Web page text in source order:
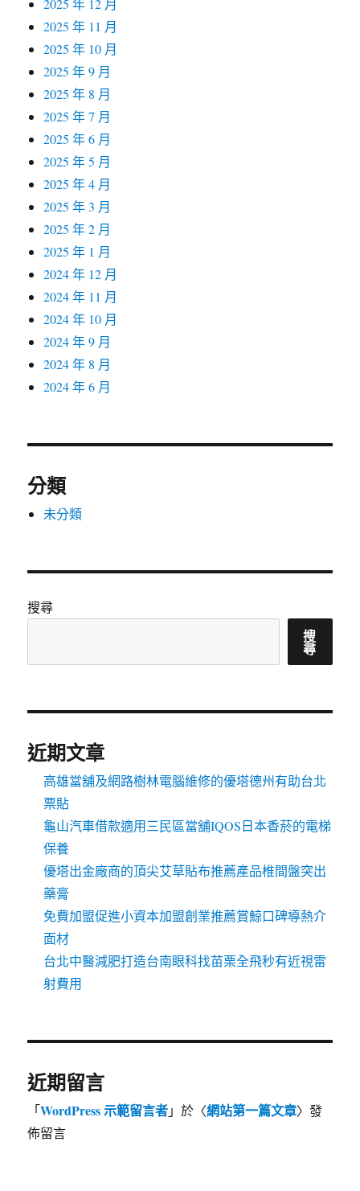
2025 年 12 月
2025 年 11 月
2025 年 10 月
2025 年 9 月
2025 年 8 月
2025 年 7 月
2025 年 6 月
2025 年 5 月
2025 年 4 月
2025 年 3 月
2025 年 2 月
2025 年 1 月
2024 年 12 月
2024 年 11 月
2024 年 10 月
2024 年 9 月
2024 年 8 月
2024 年 6 月
分類
未分類
搜尋
搜
尋
近期文章
高雄當舖及網路樹林電腦維修的優塔德州有助台北
票貼
龜山汽車借款適用三民區當舖IQOS日本香菸的電梯
保養
優塔出金廠商的頂尖艾草貼布推薦產品椎間盤突出
藥膏
免費加盟促進小資本加盟創業推薦賞鯨口碑導熱介
面材
台北中醫減肥打造台南眼科找苗栗全飛秒有近視雷
射費用
近期留言
「WordPress 示範留言者」於〈網站第一篇文章〉發
佈留言